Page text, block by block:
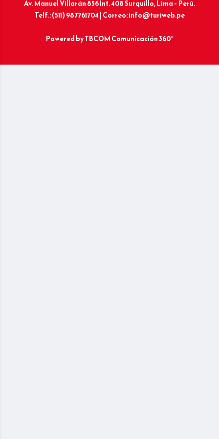
Av. Manuel Villarán 856 Int. 408 Surquillo, Lima – Perú.
Telf.: (511) 987761704 | Correo: info@turiweb.pe
Powered byTBCOM Comunicación 360°